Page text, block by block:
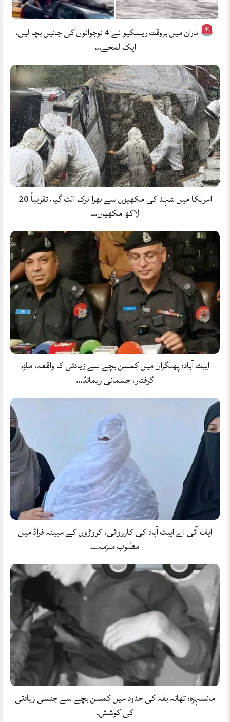
ناران میں بروقت ریسکیو نے 4 نوجوانوں کی جانیں بچا لیں،
ایک لمحے…
امریکا میں شہد کی مکھیوں سے بھرا ٹرک الٹ گیا، تقریباً 20
لاکھ مکھیاں…
ایبٹ آباد: پھلگراں میں کمسن بچے سے زیادتی کا واقعہ، ملزم
گرفتار، جسمانی ریمانڈ…
ایف آئی اے ایبٹ آباد کی کارروائی، کروڑوں کے مبینہ فراڈ میں
مطلوب ملزمہ…
مانسہرہ: تھانہ بفہ کی حدود میں کمسن بچے سے جنسی زیادتی
کی کوشش.